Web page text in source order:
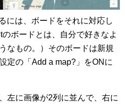
には、ボードをそれに対応し
ボードとは、自分で好きなよ
なもの。）そのボードは新規
定の「Add a map?」をONに
左に画像が2列に並んで、右に